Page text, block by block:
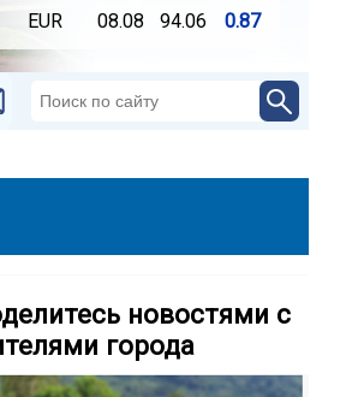
EUR 08.08 94.06 0.87
новостями с
города